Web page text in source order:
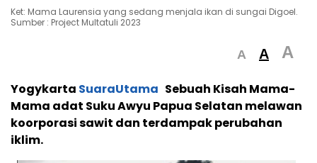
Ket: Mama Laurensia yang sedang menjala ikan di sungai Digoel.
Sumber : Project Multatuli 2023
A A A
Yogykarta SuaraUtama Sebuah Kisah Mama-
Mama adat Suku Awyu Papua Selatan melawan
koorporasi sawit dan terdampak perubahan
iklim.